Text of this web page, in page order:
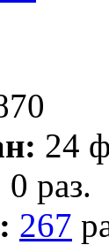
24
0 раз.
267